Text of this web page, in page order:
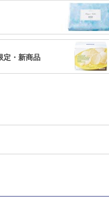
定・新商品